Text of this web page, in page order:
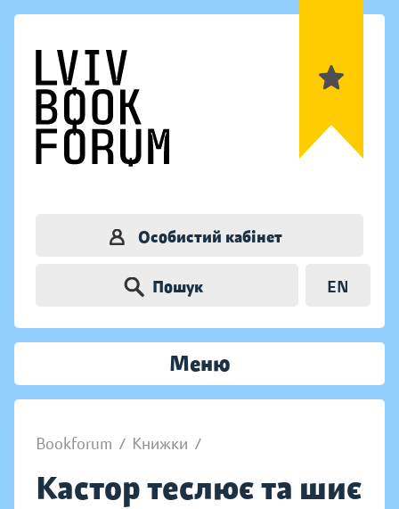
Особистий кабінет
Пошук EN
Меню
Bookforum / Книжки /
Кастор теслює та шиє